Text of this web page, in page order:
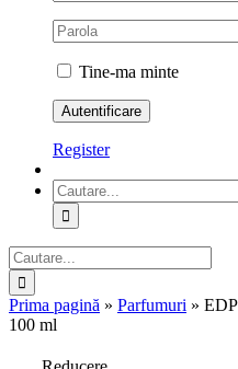
Tine-ma minte
Register
Cautare...
Cautare...
Prima pagină » Parfumuri »
100 ml